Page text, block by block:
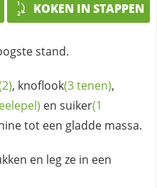
KOKEN IN STAPPEN
stand.
, knoflook(3 tenen),
en suiker(1
tot een gladde massa.
en leg ze in een